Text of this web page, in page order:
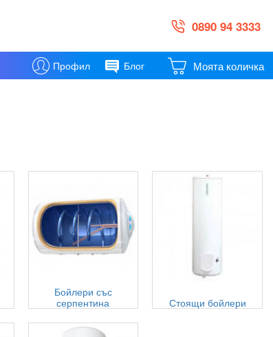
0890 94 3333
Профил Блог Моята количка
Бойлери със
серпентина
Стоящи бойлери